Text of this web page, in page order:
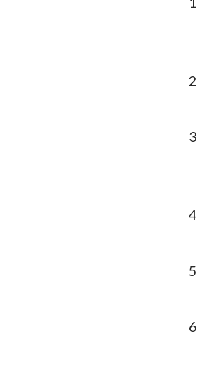
2
3
4
5
6